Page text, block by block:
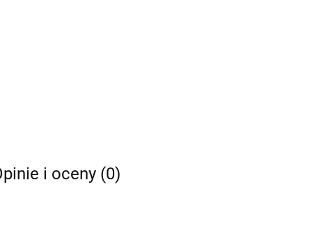
i oceny (0)